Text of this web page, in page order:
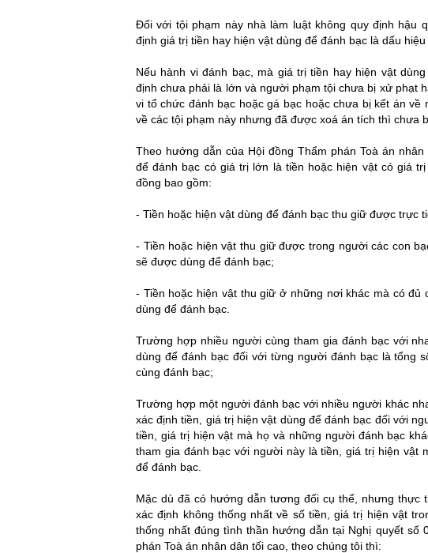
Đối với tội phạm này nhà làm luật không quy định hậu
định giá trị tiền hay hiện vật dùng để đánh bạc là dấu
Nếu hành vi đánh bạc, mà giá trị tiền hay hiện vật
định chưa phải là lớn và người phạm tội chưa bị xử phạt
vi tổ chức đánh bạc hoặc gá bạc hoặc chưa bị kết án về
về các tội phạm này nhưng đã được xoá án tích thì chưa
Theo hướng dẫn của Hội đồng Thẩm phán Toà án
để đánh bạc có giá trị lớn là tiền hoặc hiện vật có giá
đồng bao gồm:
- Tiền hoặc hiện vật dùng để đánh bạc thu giữ được trực
- Tiền hoặc hiện vật thu giữ được trong người các con
sẽ được dùng để đánh bạc;
- Tiền hoặc hiện vật thu giữ ở những nơi khác mà có
dùng để đánh bạc.
Trường hợp nhiều người cùng tham gia đánh bạc với
dùng để đánh bạc đối với từng người đánh bạc là tổng
cùng đánh bạc;
Trường hợp một người đánh bạc với nhiều người khác
xác định tiền, giá trị hiện vật dùng để đánh bạc đối với
tiền, giá trị hiện vật mà họ và những người đánh bạc
tham gia đánh bạc với người này là tiền, giá trị hiện vật
để đánh bạc.
Mặc dù đã có hướng dẫn tương đối cụ thể, nhưng thực
xác định không thống nhất về số tiền, giá trị hiện vật
thống nhất đúng tình thần hướng dẫn tại Nghị quyết số
phán Toà án nhân dân tối cao, theo chúng tôi thì: